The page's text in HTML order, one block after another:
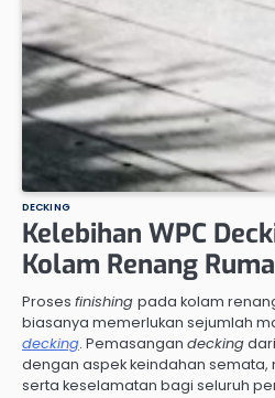
DECKING
Kelebihan WPC
Kolam Renang
Proses finishing pada kolam
biasanya memerlukan sejumlah
decking. Pemasangan decking
dengan aspek keindahan semata,
serta keselamatan bagi seluruh